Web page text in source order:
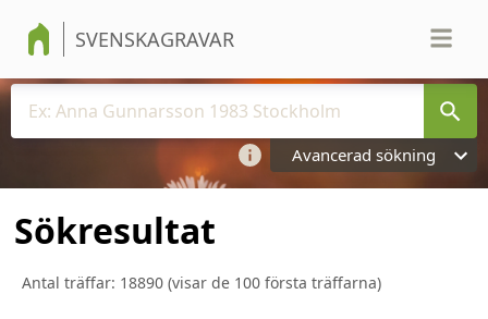
SVENSKAGRAVAR
Avancerad sökning
Sökresultat
Antal träffar: 18890 (visar de 100 första träffarna)